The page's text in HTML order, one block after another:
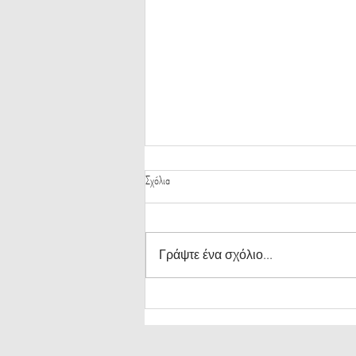
Τεχνικές μάθησης για μαθητές με
διάσπαση προσοχής
Σχόλια
Γράψτε ένα σχόλιο...